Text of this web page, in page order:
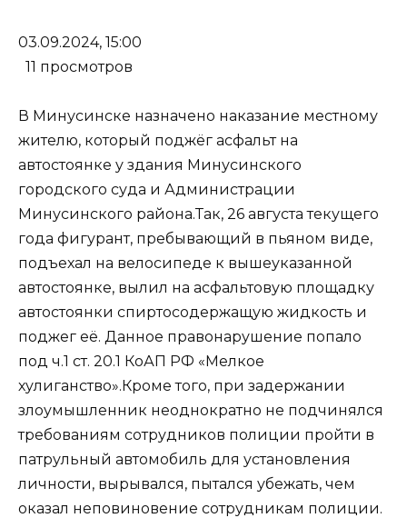
03.09.2024, 15:00
11 просмотров
В Минусинске назначено наказание местному
жителю, который поджёг асфальт на
автостоянке у здания Минусинского
городского суда и Администрации
Минусинского района.Так, 26 августа текущего
года фигурант, пребывающий в пьяном виде,
подъехал на велосипеде к вышеуказанной
автостоянке, вылил на асфальтовую площадку
автостоянки спиртосодержащую жидкость и
поджег её. Данное правонарушение попало
под ч.1 ст. 20.1 КоАП РФ «Мелкое
хулиганство».Кроме того, при задержании
злоумышленник неоднократно не подчинялся
требованиям сотрудников полиции пройти в
патрульный автомобиль для установления
личности, вырывался, пытался убежать, чем
оказал неповиновение сотрудникам полиции.